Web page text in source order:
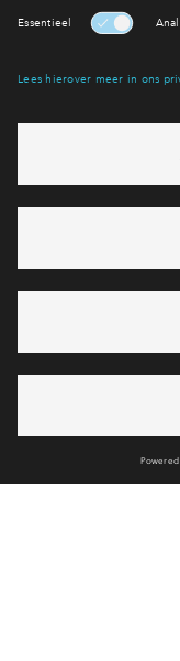
Ja,
Heb je een vraag
6 dagen per